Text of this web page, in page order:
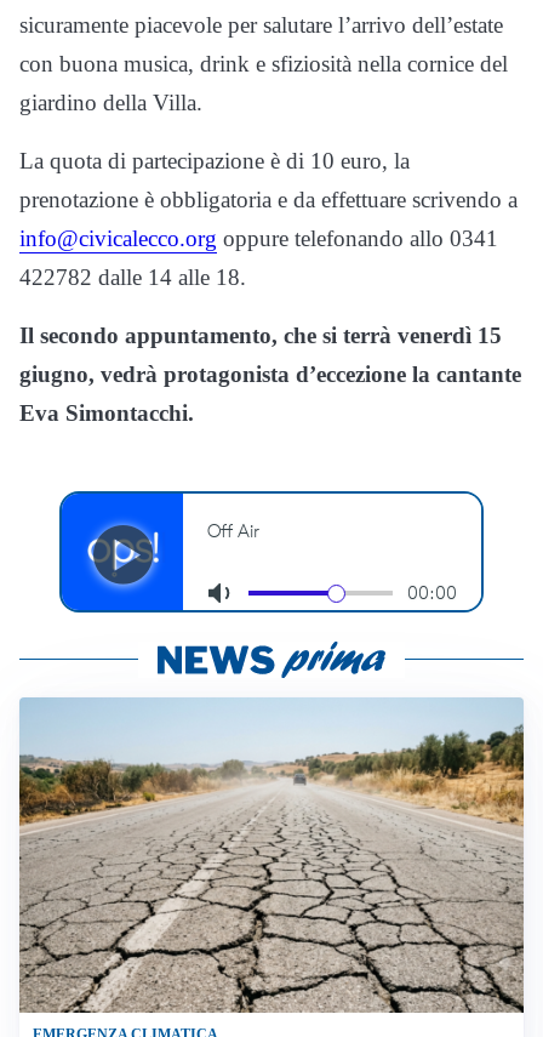
sicuramente piacevole per salutare l’arrivo dell’estate
con buona musica, drink e sfiziosità nella cornice del
giardino della Villa.
La quota di partecipazione è di 10 euro, la
prenotazione è obbligatoria e da effettuare scrivendo a
info@civicalecco.org oppure telefonando allo 0341
422782 dalle 14 alle 18.
Il secondo appuntamento, che si terrà venerdì 15
giugno, vedrà protagonista d’eccezione la cantante
Eva Simontacchi.